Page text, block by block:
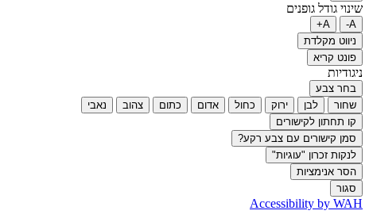
שינוי גודל גופנים
A-
A+
ניווט מקלדת
פונט קריא
ניגודיות
בחר צבע
שחור
לבן ירוק כחול אדום כתום צהוב
נאבי
קו תחתון לקישורים
סמן קישורים עם צבע רקע?
לנקות זכרון "עוגיות"
הסר אנימציות
סגור
Accessibility by WAH